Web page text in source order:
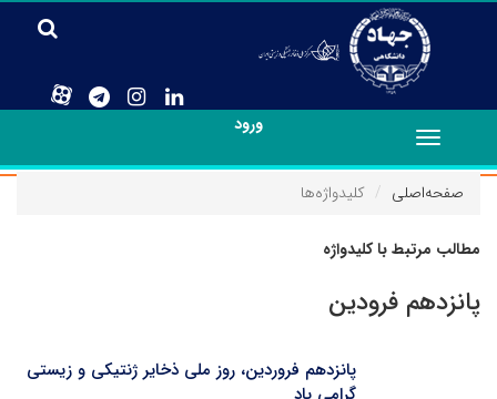
ورود
Toggle
navigation
صفحه‌اصلی
کلیدواژه‌ها
مطالب مرتبط با کلیدواژه
پانزدهم فرودین
پانزدهم فروردین، روز ملی ذخایر ژنتیکی و زیستی